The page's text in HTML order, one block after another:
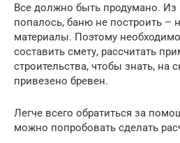
Все должно быть продумано. Из
попалось, баню не построить –
материалы. Поэтому необходимо
составить смету, рассчитать
строительства, чтобы знать, на
привезено бревен.
Легче всего обратиться за
можно попробовать сделать